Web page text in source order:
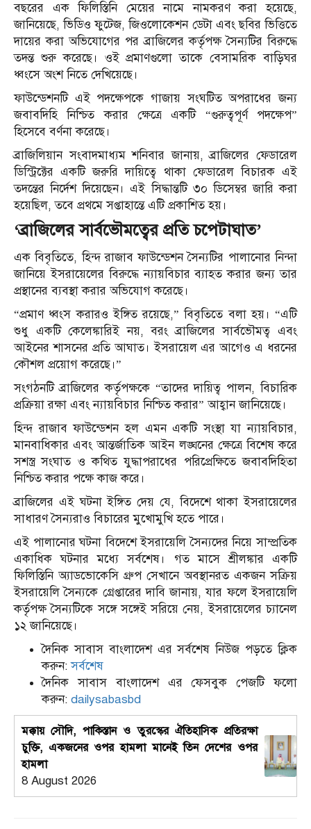
বছরের এক ফিলিস্তিনি মেয়ের নামে নামকরণ করা হয়েছে,
জানিয়েছে, ভিডিও ফুটেজ, জিওলোকেশন ডেটা এবং ছবির ভিত্তিতে
দায়ের করা অভিযোগের পর ব্রাজিলের কর্তৃপক্ষ সৈন্যটির বিরুদ্ধে
তদন্ত শুরু করেছে। ওই প্রমাণগুলো তাকে বেসামরিক বাড়িঘর
ধ্বংসে অংশ নিতে দেখিয়েছে।
ফাউন্ডেশনটি এই পদক্ষেপকে গাজায় সংঘটিত অপরাধের জন্য
জবাবদিহি নিশ্চিত করার ক্ষেত্রে একটি “গুরুত্বপূর্ণ পদক্ষেপ”
হিসেবে বর্ণনা করেছে।
ব্রাজিলিয়ান সংবাদমাধ্যম শনিবার জানায়, ব্রাজিলের ফেডারেল
ডিস্ট্রিক্টের একটি জরুরি দায়িত্বে থাকা ফেডারেল বিচারক এই
তদন্তের নির্দেশ দিয়েছেন। এই সিদ্ধান্তটি ৩০ ডিসেম্বর জারি করা
হয়েছিল, তবে প্রথমে সপ্তাহান্তে এটি প্রকাশিত হয়।
‘ব্রাজিলের সার্বভৌমত্বের প্রতি চপেটাঘাত’
এক বিবৃতিতে, হিন্দ রাজাব ফাউন্ডেশন সৈন্যটির পালানোর নিন্দা
জানিয়ে ইসরায়েলের বিরুদ্ধে ন্যায়বিচার ব্যাহত করার জন্য তার
প্রস্থানের ব্যবস্থা করার অভিযোগ করেছে।
“প্রমাণ ধ্বংস করারও ইঙ্গিত রয়েছে,” বিবৃতিতে বলা হয়। “এটি
শুধু একটি কেলেঙ্কারিই নয়, বরং ব্রাজিলের সার্বভৌমত্ব এবং
আইনের শাসনের প্রতি আঘাত। ইসরায়েল এর আগেও এ ধরনের
কৌশল প্রয়োগ করেছে।”
সংগঠনটি ব্রাজিলের কর্তৃপক্ষকে “তাদের দায়িত্ব পালন, বিচারিক
প্রক্রিয়া রক্ষা এবং ন্যায়বিচার নিশ্চিত করার” আহ্বান জানিয়েছে।
হিন্দ রাজাব ফাউন্ডেশন হল এমন একটি সংস্থা যা ন্যায়বিচার,
মানবাধিকার এবং আন্তর্জাতিক আইন লঙ্ঘনের ক্ষেত্রে বিশেষ করে
সশস্ত্র সংঘাত ও কথিত যুদ্ধাপরাধের পরিপ্রেক্ষিতে জবাবদিহিতা
নিশ্চিত করার পক্ষে কাজ করে।
ব্রাজিলের এই ঘটনা ইঙ্গিত দেয় যে, বিদেশে থাকা ইসরায়েলের
সাধারণ সৈন্যরাও বিচারের মুখোমুখি হতে পারে।
এই পালানোর ঘটনা বিদেশে ইসরায়েলি সৈন্যদের নিয়ে সাম্প্রতিক
একাধিক ঘটনার মধ্যে সর্বশেষ। গত মাসে শ্রীলঙ্কার একটি
ফিলিস্তিনি অ্যাডভোকেসি গ্রুপ সেখানে অবস্থানরত একজন সক্রিয়
ইসরায়েলি সৈন্যকে গ্রেপ্তারের দাবি জানায়, যার ফলে ইসরায়েলি
কর্তৃপক্ষ সৈন্যটিকে সঙ্গে সঙ্গেই সরিয়ে নেয়, ইসরায়েলের চ্যানেল
১২ জানিয়েছে।
দৈনিক সাবাস বাংলাদেশ এর সর্বশেষ নিউজ পড়তে ক্লিক
করুন:সর্বশেষ
দৈনিক সাবাস বাংলাদেশ এর ফেসবুক পেজটি ফলো
করুন: dailysabasbd
মক্কায় সৌদি, পাকিস্তান ও তুরস্কের ঐতিহাসিক প্রতিরক্ষা
চুক্তি, একজনের ওপর হামলা মানেই তিন দেশের ওপর
হামলা
8 August 2026